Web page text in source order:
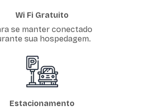
Wi Fi Gratuito
se manter conectado
sua hospedagem.
Estacionamento